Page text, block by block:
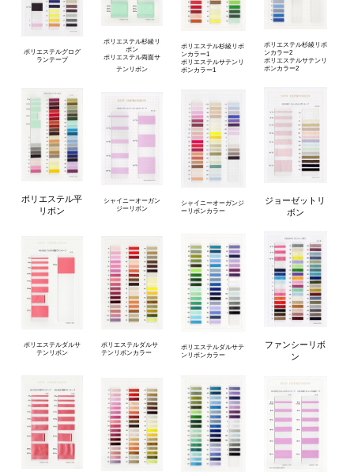
ポリエステルグログ
ランテープ
ポリエステル杉綾リ
ボン
ポリエステル両面サ
テンリボン
ポリエステル杉綾リボ
ンカラー1
ポリエステルサテンリ
ボンカラー1
ポリエステル杉綾リボ
ンカラー2
ポリエステルサテンリ
ボンカラー2
ポリエステル平
リボン
シャイニーオーガン
ジーリボン
シャイニーオーガンジ
ーリボンカラー
ジョーゼットリ
ボン
ポリエステルダルサ
テンリボン
ポリエステルダルサ
テンリボンカラー
ポリエステルダルサテ
ンリボンカラー
ファンシーリボ
ン